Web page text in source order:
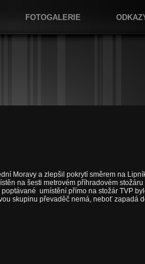
FOTOGALERIE
Moravy a zlepšil pokrytí směrem na
na šesti metrovém příhradovém
umístění přímo na stožár TVP
skupinu převaděč nemá, neboť zapadá